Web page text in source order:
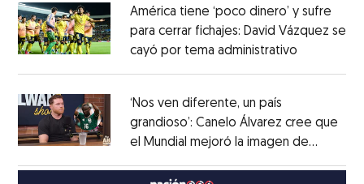
América tiene ‘poco dinero’ y sufre
para cerrar fichajes: David Vázquez se
cayó por tema administrativo
‘Nos ven diferente, un país
grandioso’: Canelo Álvarez cree que
el Mundial mejoró la imagen de
MéxicoOpens in new window